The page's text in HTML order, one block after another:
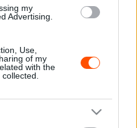
my
Advertising.
Use,
of my
with the
Huba és Béres “Unicum”
a francia
nyerte Citroen C3
Avbelj és Damijan